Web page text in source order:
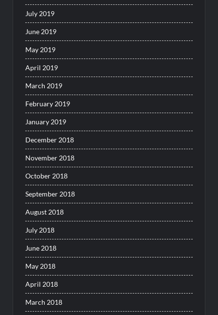
July 2019
June 2019
May 2019
April 2019
March 2019
February 2019
January 2019
December 2018
November 2018
October 2018
September 2018
August 2018
July 2018
June 2018
May 2018
April 2018
March 2018